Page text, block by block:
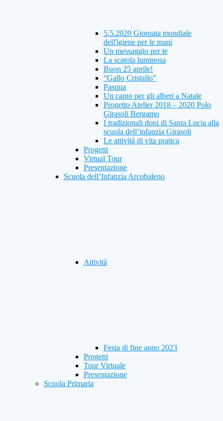
5.5.2020 Giornata mondiale
dell'igiene per le mani
Un messaggio per te
La scatola luminosa
Buon 25 aprile!
“Gallo Cristallo”
Pasqua
Un canto per gli alberi a Natale
Progetto Atelier 2018 – 2020 Polo
Girasoli Bergamo
I tradizionali doni di Santa Lucia alla
scuola dell’infanzia Girasoli
Le attività di vita pratica
Progetti
Virtual Tour
Presentazione
Scuola dell’Infanzia Arcobaleno
Attività
Festa di fine anno 2023
Progetti
Tour Virtuale
Presentazione
Scuola Primaria